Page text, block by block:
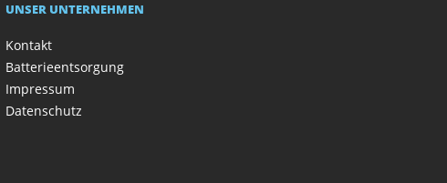
UNSER UNTERNEHMEN
Kontakt
Batterieentsorgung
Impressum
Datenschutz